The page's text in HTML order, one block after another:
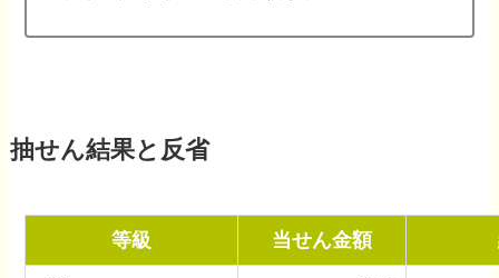
抽せん結果と反省
等級 当せん金額